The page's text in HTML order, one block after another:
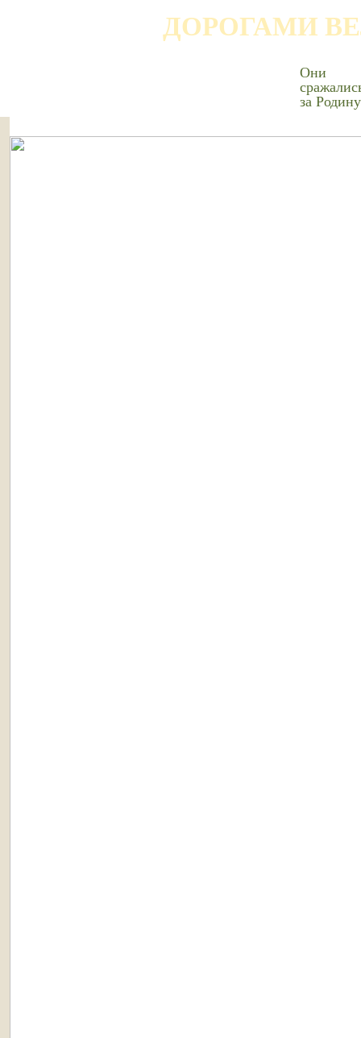
ДОРОГАМИ
Они
за Родину